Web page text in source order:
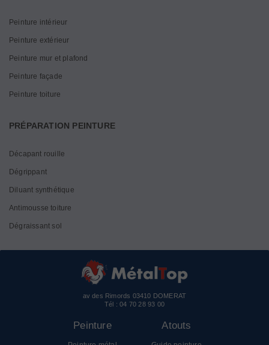
Peinture intérieur
Peinture extérieur
Peinture mur et plafond
Peinture façade
Peinture toiture
PRÉPARATION PEINTURE
Décapant rouille
Dégrippant
Diluant synthétique
Antimousse toiture
Dégraissant sol
av des Rimords 03410 DOMERAT
Tél :04 70 28 93 00
Peinture Atouts